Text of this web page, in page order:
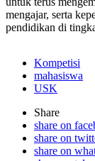
mengajar, serta
pendidikan di
Kompetisi
mahasiswa
USK
Share
share on
share on
share on